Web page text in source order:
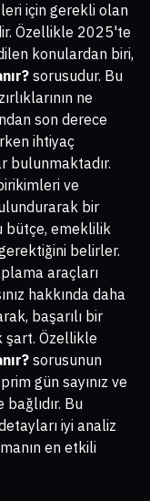
için gerekli olan
Özellikle 2025'te
konulardan biri,
sorusudur. Bu
ne
son derece
ihtiyaç
bulunmaktadır.
ve
bir
bütçe, emeklilik
belirler.
araçları
hakkında daha
başarılı bir
şart. Özellikle
sorusunun
gün sayınız ve
Bu
iyi analiz
en etkili